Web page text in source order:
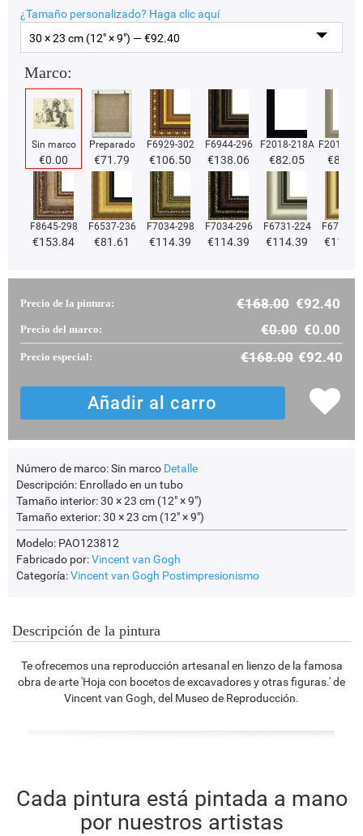
¿Tamaño personalizado? Haga clic aquí
30 × 23 cm (12" × 9") — €92.40
Marco:
Sin marco
€0.00
Preparado
€71.79
F6929-302
€106.50
F6944-296
€138.06
F2018-218A
€82.05
F2018-
€82.05
F8645-298
€153.84
F6537-236
€81.61
F7034-298
€114.39
F7034-296
€114.39
F6731-224
€114.39
F6731-
€
Precio de la pintura: €168.00 €92.40
Precio del marco: €0.00 €0.00
Precio especial: €168.00 €92.40
Número de marco:Sin marco Detalle
Descripción: Enrollado en un tubo
Tamaño interior:30 × 23 cm (12" × 9")
Tamaño exterior:30 × 23 cm (12" × 9")
Modelo: PAO123812
Fabricado por:Vincent van Gogh
Categoría:Vincent van Gogh Postimpresionismo
Descripción de la pintura
Te ofrecemos una reproducción artesanal en lienzo de la famosa
obra de arte 'Hoja con bocetos de excavadores y otras figuras.' de
Vincent van Gogh, del Museo de Reproducción.
Cada pintura está pintada a mano
por nuestros artistas